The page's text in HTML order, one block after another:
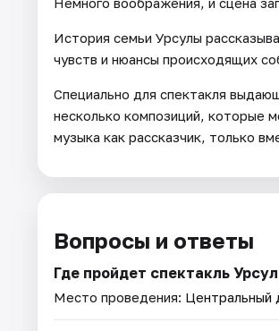
История семьи Урсулы
чувств и нюансы происходящих
Специально для спектакля
несколько композиций, которые
музыка как рассказчик, только
Вопросы и ответы
Где пройдет спектакль
Место проведения: Центральный